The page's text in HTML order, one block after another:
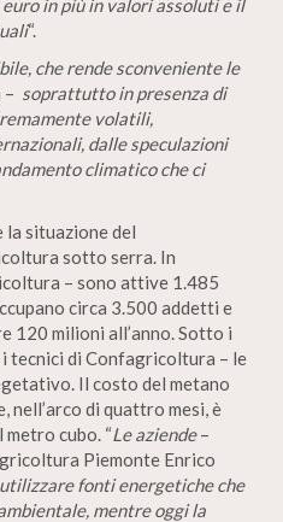
in più in valori assoluti e il
“.
che rende sconveniente le
soprattutto in presenza di
volatili,
dalle speculazioni
climatico che ci
la situazione del
sotto serra. In
– sono attive 1.485
circa 3.500 addetti e
120 milioni all’anno. Sotto i
tecnici di Confagricoltura – le
Il costo del metano
nell’arco di quattro mesi, è
cubo. “Le aziende–
Piemonte Enrico
fonti energetiche che
mentre oggi la